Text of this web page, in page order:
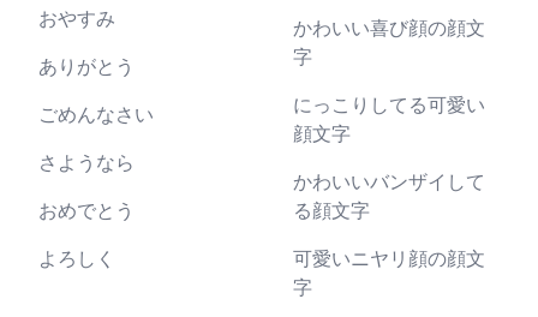
おやすみ
ありがとう
ごめんなさい
さようなら
おめでとう
よろしく
かわいい喜び顔の顔文
字
にっこりしてる可愛い
顔文字
かわいいバンザイして
る顔文字
可愛いニヤリ顔の顔文
字